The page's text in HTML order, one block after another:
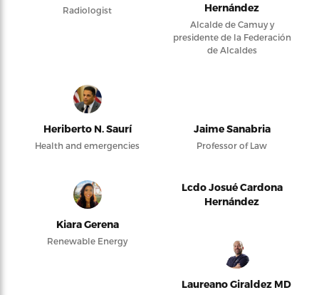
Radiologist
Hernández
Alcalde de Camuy y
presidente de la Federación
de Alcaldes
Heriberto N. Saurí
Health and emergencies
Jaime Sanabria
Professor of Law
Kiara Gerena
Renewable Energy
Lcdo Josué Cardona
Hernández
Laureano Giraldez MD